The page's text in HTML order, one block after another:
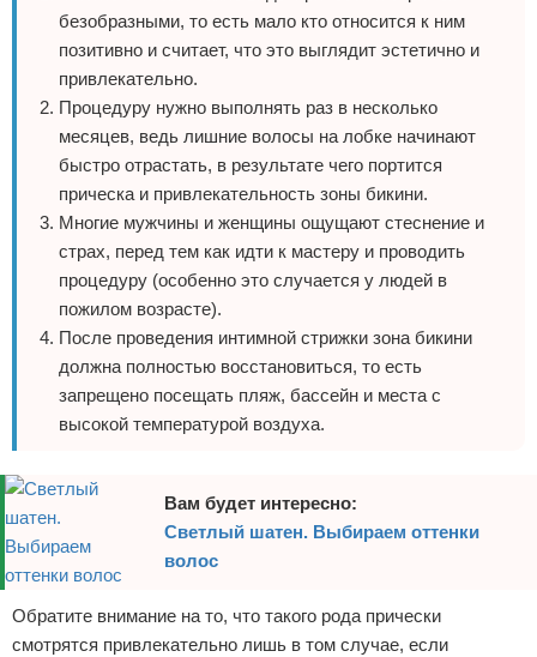
безобразными, то есть мало кто относится к ним
позитивно и считает, что это выглядит эстетично и
привлекательно.
Процедуру нужно выполнять раз в несколько
месяцев, ведь лишние волосы на лобке начинают
быстро отрастать, в результате чего портится
прическа и привлекательность зоны бикини.
Многие мужчины и женщины ощущают стеснение и
страх, перед тем как идти к мастеру и проводить
процедуру (особенно это случается у людей в
пожилом возрасте).
После проведения интимной стрижки зона бикини
должна полностью восстановиться, то есть
запрещено посещать пляж, бассейн и места с
высокой температурой воздуха.
Вам будет интересно:
Светлый шатен. Выбираем оттенки
волос
Обратите внимание на то, что такого рода прически
смотрятся привлекательно лишь в том случае, если